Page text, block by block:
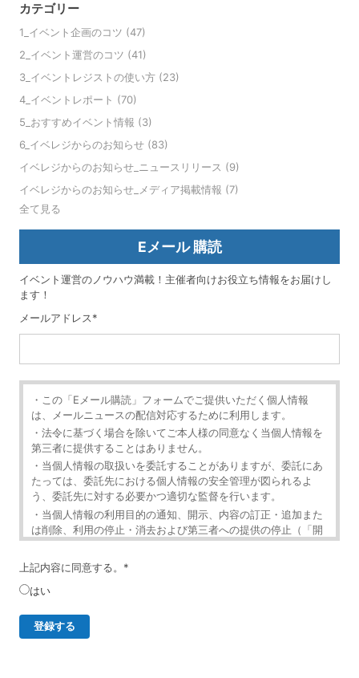
カテゴリー
1_イベント企画のコツ (47)
2_イベント運営のコツ (41)
3_イベントレジストの使い方 (23)
4_イベントレポート (70)
5_おすすめイベント情報 (3)
6_イベレジからのお知らせ (83)
イベレジからのお知らせ_ニュースリリース (9)
イベレジからのお知らせ_メディア掲載情報 (7)
全て見る
Eメール 購読
イベント運営のノウハウ満載！主催者向けお役立ち情報をお届けし
ます！
メールアドレス*
・この「Eメール購読」フォームでご提供いただく個人情報
は、メールニュースの配信対応するために利用します。
・法令に基づく場合を除いてご本人様の同意なく当個人情報を
第三者に提供することはありません。
・当個人情報の取扱いを委託することがありますが、委託にあ
たっては、委託先における個人情報の安全管理が図られるよ
う、委託先に対する必要かつ適切な監督を行います。
・当個人情報の利用目的の通知、開示、内容の訂正・追加また
は削除、利用の停止・消去および第三者への提供の停止（「開
示等」といいます。）を受け付けております。
・開示等の求めは、以下の「個人情報苦情及び相談窓口」で受
・ご入力頂く情報の提供は任意となっております。ただし、正
信に対応できないことがあります。
上記内容に同意する。 *
はい